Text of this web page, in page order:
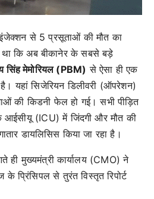
से 5 प्रसूताओं की मौत का
था कि अब बीकानेर के सबसे बड़े
सिंह मेमोरियल (PBM) से ऐसा ही एक
यहां सिजेरियन डिलीवरी (ऑपरेशन)
की किडनी फेल हो गई। सभी पीड़ित
आईसीयू (ICU) में जिंदगी और मौत की
डायलिसिस किया जा रहा है।
मुख्यमंत्री कार्यालय (CMO) ने
प्रिंसिपल से तुरंत विस्तृत रिपोर्ट